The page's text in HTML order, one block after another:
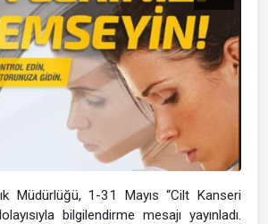
Müdürlüğü, 1-31 Mayıs “Cilt Kanseri
bilgilendirme mesajı yayınladı.